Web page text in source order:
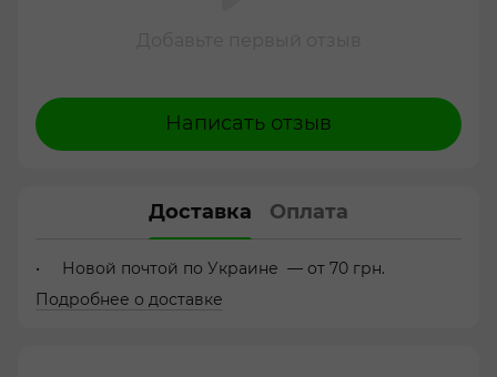
Написать отзыв
Доставка Оплата
Новой почтой по Украине — от 70 грн.
Подробнее о доставке